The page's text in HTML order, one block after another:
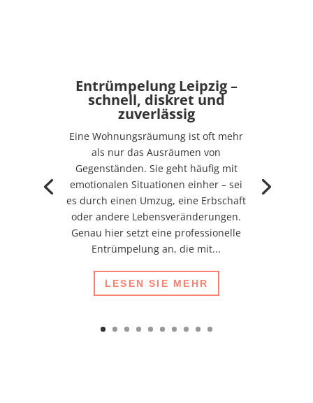
Entrümpelung Leipzig –
schnell, diskret und
zuverlässig
Eine Wohnungsräumung ist oft mehr
als nur das Ausräumen von
Gegenständen. Sie geht häufig mit
emotionalen Situationen einher – sei
es durch einen Umzug, eine Erbschaft
oder andere Lebensveränderungen.
Genau hier setzt eine professionelle
Entrümpelung an, die mit...
LESEN SIE MEHR